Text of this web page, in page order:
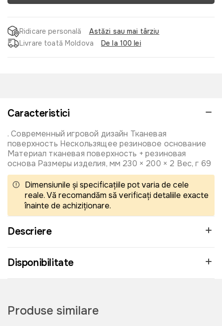
Ridicare personală
Astăzi sau mai târziu
Livrare toată Moldova
De la 100 lei
Caracteristici
. Современный игровой дизайн Тканевая
поверхность Нескользящее резиновое основание
Материал тканевая поверхность + резиновая
основа Размеры изделия, мм 230 × 200 × 2 Вес, г 69
Dimensiunile și specificațiile pot varia de cele
reale. Vă recomandăm să verificați detaliile exacte
înainte de achiziționare.
Descriere
Disponibilitate
Produse similare